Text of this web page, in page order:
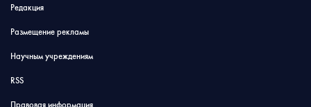
Редакция
Размещение рекламы
Научным учреждениям
RSS
Правовая информация